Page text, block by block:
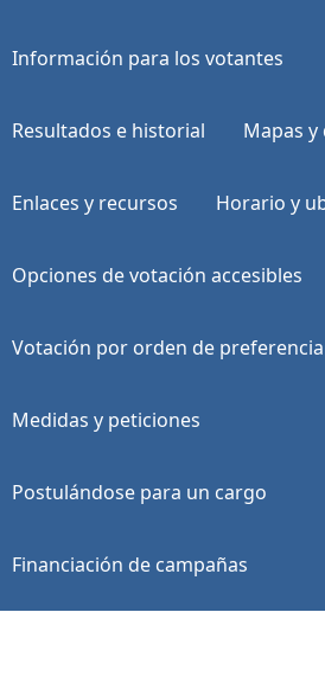
Información para los votantes
Resultados e historial Mapas y
Enlaces y recursos Horario y
Opciones de votación accesibles
Votación por orden de preferencia
Medidas y peticiones
Postulándose para un cargo
Financiación de campañas